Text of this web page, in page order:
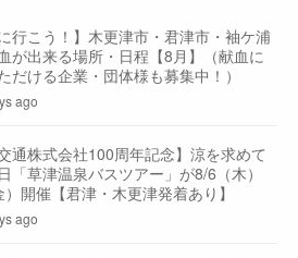
行こう！】木更津市・君津市・袖ケ浦
が出来る場所・日程【8月】（献血に
だける企業・団体様も募集中！）
ago
通株式会社100周年記念】涼を求めて
「草津温泉バスツアー」が8/6（木）
）開催【君津・木更津発着あり】
ago